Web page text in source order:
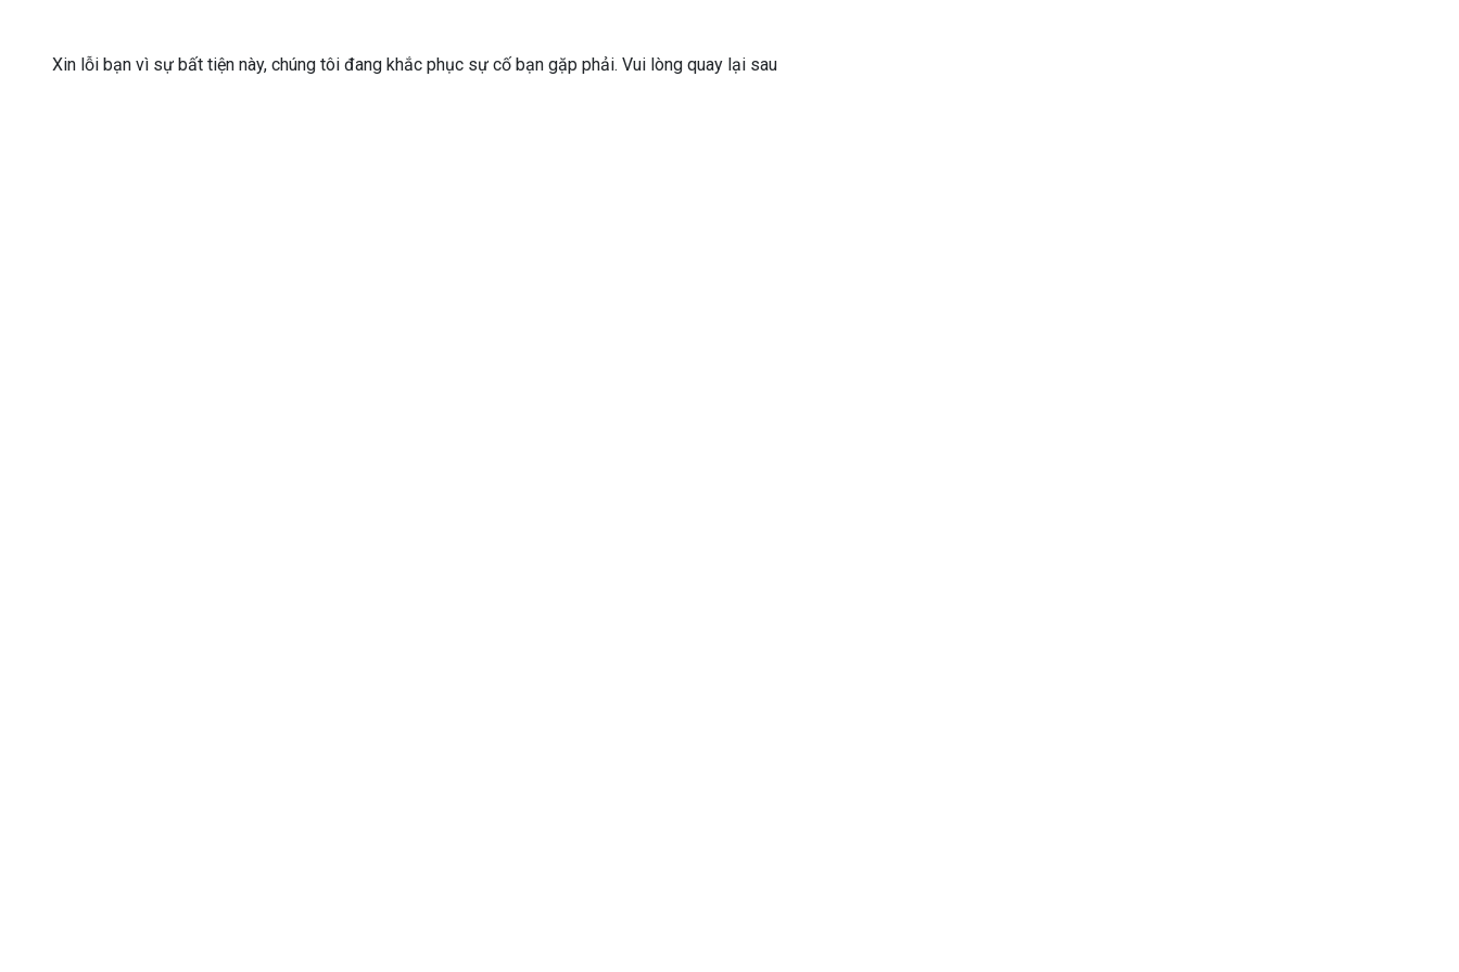
Xin lỗi bạn vì sự bất tiện này, chúng tôi đang khắc phục sự cố bạn gặp phải. Vui lòng quay lại sau